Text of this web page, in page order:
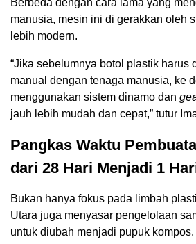
Berbeda dengan cara lama yang
manusia, mesin ini di gerakkan oleh
lebih modern.
“Jika sebelumnya botol plastik harus
manual dengan tenaga manusia, ke
menggunakan sistem dinamo dan
jauh lebih mudah dan cepat,” tutur
Pangkas Waktu
dari 28 Hari Menjadi 1
Bukan hanya fokus pada limbah
Utara juga menyasar pengelolaan
untuk diubah menjadi pupuk